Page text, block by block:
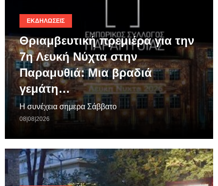
ΕΚΔΗΛΏΣΕΙΣ
Θριαμβευτική πρεμιέρα για την
7η Λευκή Νύχτα στην
Παραμυθιά: Μια βραδιά
γεμάτη…
Η συνέχεια σημερα Σάββατο
08|08|2026